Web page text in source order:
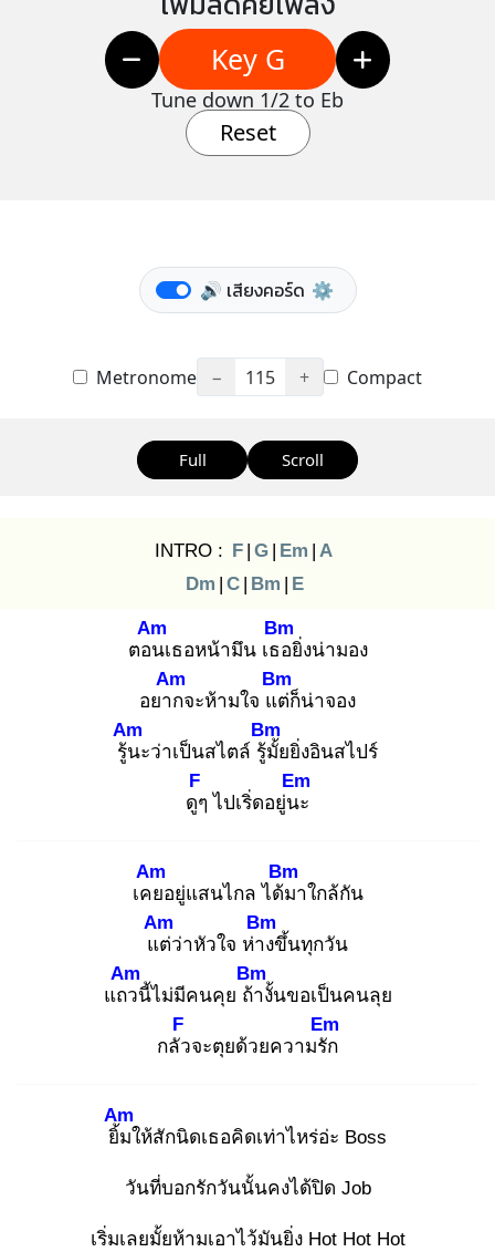
Key G
Tune down 1/2 to Eb
Reset
🔊 เสียงคอร์ด ⚙️
Metronome − 115 + Compact
Full Scroll
INTRO : F | G | Em | A
Dm | C | Bm | E
ตอน
Am
เธอหน้ามึน เธอ
Bm
ยิ่งน่ามอง
อยาก
Am
จะห้ามใจ แต่
Bm
ก็น่าจอง
รู้น
Am
ะว่าเป็นสไตล์ รู้มั้
Bm
ยยิ่งอินสไปร์
ดูๆ
F
ไปเริ่ดอยู่นะ
Em
เคย
Am
อยู่แสนไกล ได้ม
Bm
าใกล้กัน
แต่
Am
ว่าหัวใจ ห่าง
Bm
ขึ้นทุกวัน
แถว
Am
นี้ไม่มีคนคุย ถ้า
Bm
งั้นขอเป็นคนลุย
กลัว
F
จะตุยด้วยความรัก
Em
ยิ้ม
Am
ให้สักนิดเธอคิดเท่าไหร่อ่ะ Boss
วันที่บอกรักวันนั้นคงได้ปิด Job
เริ่มเลยมั้ยห้ามเอาไว้มันยิ่ง Hot Hot Hot